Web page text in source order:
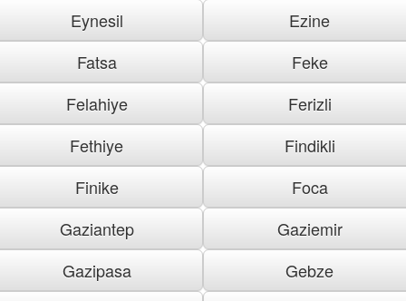
Eynesil
Ezine
Fatsa
Feke
Felahiye
Ferizli
Fethiye
Findikli
Finike
Foca
Gaziantep
Gaziemir
Gazipasa
Gebze